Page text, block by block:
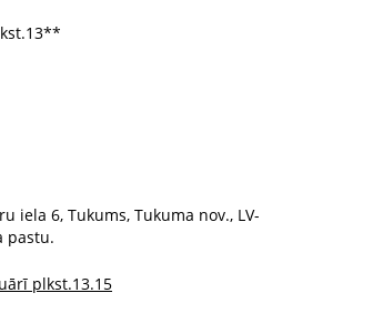
iela 6, Tukums, Tukuma nov., LV-
pastu.
plkst.13.15